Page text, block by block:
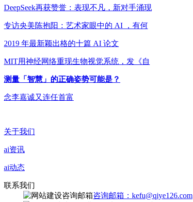
DeepSeek再获赞誉：表现不凡，新对手涌现
专访央美陈抱阳：艺术家眼中的 AI ，有何
2019 年最新颖出格的十篇 AI 论文
MIT用神经网络重现生物视觉系统，发《自
测量「智慧」的正确姿势可能是？
念李嘉诚又连任首富
关于我们
ai资讯
ai动态
联系我们
咨询邮箱：kefu@qiye126.com